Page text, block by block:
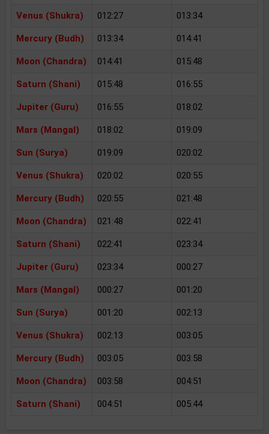
Venus (Shukra) 012:27 013:34
Mercury (Budh) 013:34 014:41
Moon (Chandra) 014:41 015:48
Saturn (Shani) 015:48 016:55
Jupiter (Guru) 016:55 018:02
Mars (Mangal) 018:02 019:09
Sun (Surya) 019:09 020:02
Venus (Shukra) 020:02 020:55
Mercury (Budh) 020:55 021:48
Moon (Chandra) 021:48 022:41
Saturn (Shani) 022:41 023:34
Jupiter (Guru) 023:34 000:27
Mars (Mangal) 000:27 001:20
Sun (Surya) 001:20 002:13
Venus (Shukra) 002:13 003:05
Mercury (Budh) 003:05 003:58
Moon (Chandra) 003:58 004:51
Saturn (Shani) 004:51 005:44